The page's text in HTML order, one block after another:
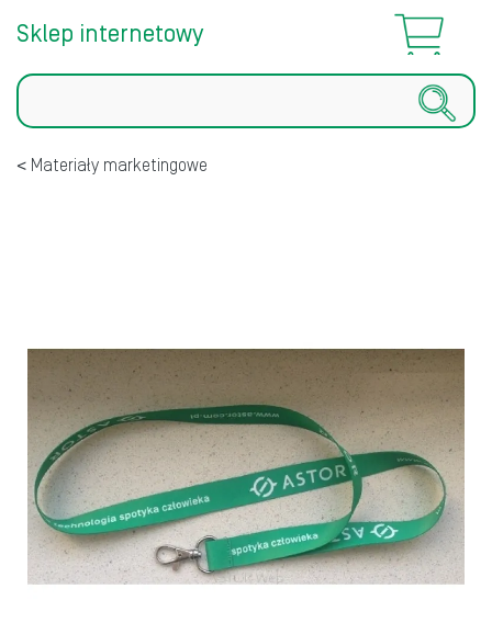
Sklep internetowy
Szukaj
Materiały marketingowe